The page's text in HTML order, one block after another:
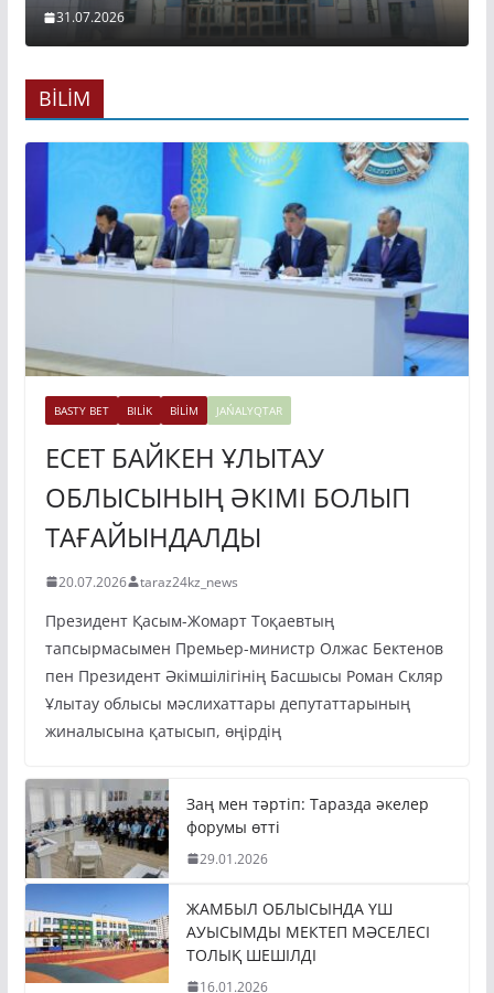
31.07.2026
BİLİM
BASTY BET BILİK BİLİM JAŃALYQTAR
ЕСЕТ БАЙКЕН ҰЛЫТАУ
ОБЛЫСЫНЫҢ ӘКІМІ БОЛЫП
ТАҒАЙЫНДАЛДЫ
20.07.2026 taraz24kz_news
Президент Қасым-Жомарт Тоқаевтың
тапсырмасымен Премьер-министр Олжас Бектенов
пен Президент Әкімшілігінің Басшысы Роман Скляр
Ұлытау облысы мәслихаттары депутаттарының
жиналысына қатысып, өңірдің
Заң мен тәртіп: Таразда әкелер
форумы өтті
29.01.2026
ЖАМБЫЛ ОБЛЫСЫНДА ҮШ
АУЫСЫМДЫ МЕКТЕП МӘСЕЛЕСІ
ТОЛЫҚ ШЕШІЛДІ
16.01.2026